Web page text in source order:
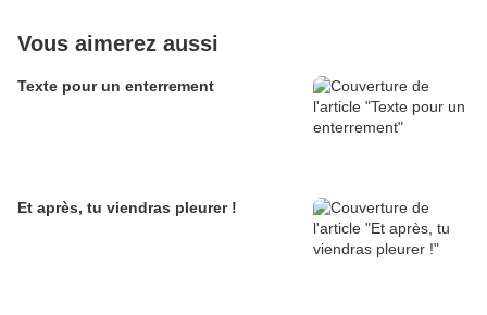
Vous aimerez aussi
Texte pour un enterrement
Et après, tu viendras pleurer !